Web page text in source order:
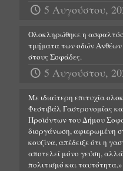
5 Αυγούστου,
Ολοκληρώθηκε η
τμήματα των οδών
στους Σοφάδες.
5 Αυγούστου,
Με ιδιαίτερη επιτυχία
Φεστιβάλ Γαστρονομίας
Προϊόντων του Δήμου
διοργάνωση, αφιερωμένη
κουζίνα, απέδειξε ότι η
αποτελεί μόνο γεύση,
πολιτισμό και ταυτότητα.»